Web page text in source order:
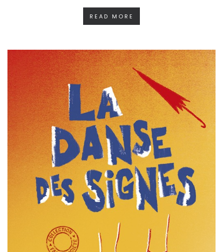
READ MORE